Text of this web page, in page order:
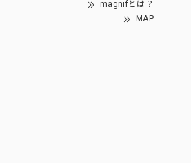
magnifとは？
MAP